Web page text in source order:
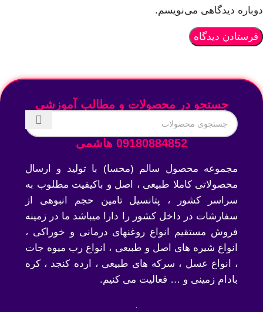
دوباره دیدگاهی می‌نویسم.
جستجو در محصولات و مطالب آموزشی
09180884852 هاشمی
مجموعه محصول سالم (محسا) با تولید و ارسال
محصولاتی کاملا طبیعی ، اصل و باکیفیت مطلوب به
سراسر کشور ، پتانسیل تامین حجم انبوهی از
سفارشات در داخل کشور را دارا میباشد ما در زمینه
فروش مستقیم انواع روغنهای درمانی و خوراکی ،
انواع شیره های اصل و طبیعی ، انواع رب میوه جات
، انواع عسل ، سرکه های طبیعی ، ارده کنجد ، کره
بادام زمینی و … فعالیت می کنیم.